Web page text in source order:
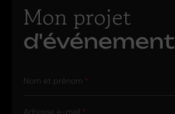
Mon projet
d'événement
Nom et prénom
Adresse e-mail